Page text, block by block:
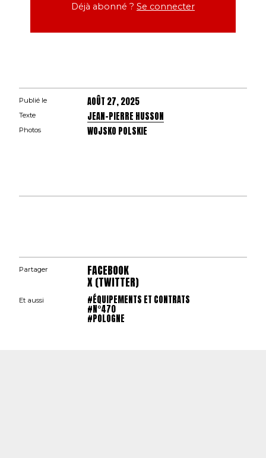
Déjà abonné ? Se connecter
Publié le AOÛT 27, 2025
Texte JEAN-PIERRE HUSSON
Photos WOJSKO POLSKIE
Partager FACEBOOK
X (TWITTER)
Et aussi #ÉQUIPEMENTS ET CONTRATS
#N°470
#POLOGNE